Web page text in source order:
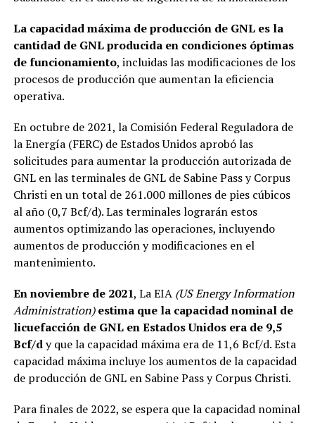
La capacidad máxima de producción de GNL es la
cantidad de GNL producida en condiciones óptimas
de funcionamiento, incluidas las modificaciones de los
procesos de producción que aumentan la eficiencia
operativa.
En octubre de 2021, la Comisión Federal Reguladora de
la Energía (FERC) de Estados Unidos aprobó las
solicitudes para aumentar la producción autorizada de
GNL en las terminales de GNL de Sabine Pass y Corpus
Christi en un total de 261.000 millones de pies cúbicos
al año (0,7 Bcf/d). Las terminales lograrán estos
aumentos optimizando las operaciones, incluyendo
aumentos de producción y modificaciones en el
mantenimiento.
En noviembre de 2021, La EIA (US Energy Information
Administration) estima que la capacidad nominal de
licuefacción de GNL en Estados Unidos era de 9,5
Bcf/dy que la capacidad máxima era de 11,6 Bcf/d. Esta
capacidad máxima incluye los aumentos de la capacidad
de producción de GNL en Sabine Pass y Corpus Christi.
Para finales de 2022, se espera que la capacidad nominal